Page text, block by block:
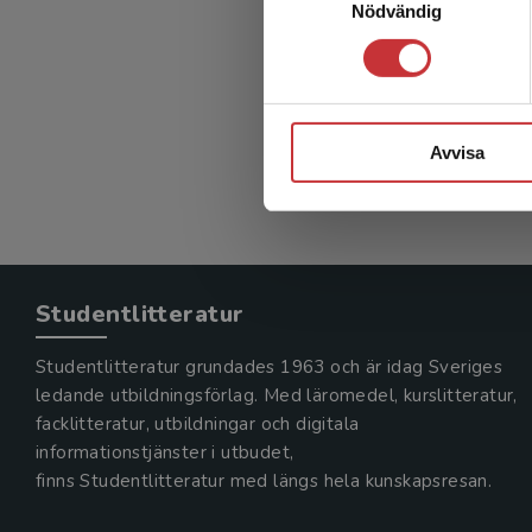
Nödvändig
Avvisa
Studentlitteratur
Studentlitteratur grundades 1963 och är idag Sveriges
ledande utbildningsförlag. Med läromedel, kurslitteratur,
facklitteratur, utbildningar och digitala
informationstjänster i utbudet,
finns Studentlitteratur med längs hela kunskapsresan.